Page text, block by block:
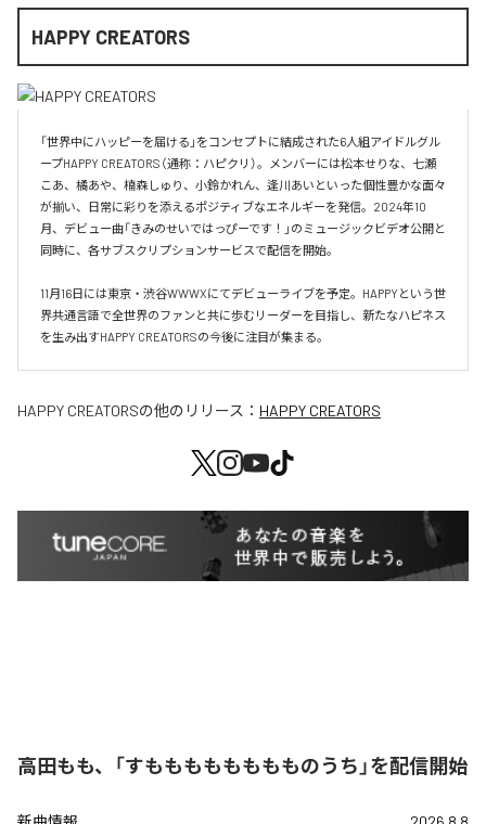
HAPPY CREATORS
「世界中にハッピーを届ける」をコンセプトに結成された6人組アイドルグル
ープHAPPY CREATORS（通称：ハピクリ）。メンバーには松本せりな、七瀬
こあ、橘あや、楠森しゅり、小鈴かれん、逢川あいといった個性豊かな面々
が揃い、日常に彩りを添えるポジティブなエネルギーを発信。2024年10
月、デビュー曲「きみのせいではっぴーです！」のミュージックビデオ公開と
同時に、各サブスクリプションサービスで配信を開始。
11月16日には東京・渋谷WWWXにてデビューライブを予定。HAPPYという世
界共通言語で全世界のファンと共に歩むリーダーを目指し、新たなハピネス
を生み出すHAPPY CREATORSの今後に注目が集まる。
HAPPY CREATORSの他のリリース： HAPPY CREATORS
高田もも、「すもももももももものうち」を配信開始